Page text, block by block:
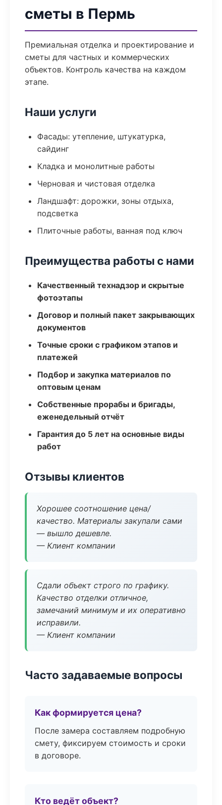
сметы в Пермь
Премиальная отделка и проектирование и
сметы для частных и коммерческих
объектов. Контроль качества на каждом
этапе.
Наши услуги
Фасады: утепление, штукатурка,
сайдинг
Кладка и монолитные работы
Черновая и чистовая отделка
Ландшафт: дорожки, зоны отдыха,
подсветка
Плиточные работы, ванная под ключ
Преимущества работы с нами
Качественный технадзор и скрытые
фотоэтапы
Договор и полный пакет закрывающих
документов
Точные сроки с графиком этапов и
платежей
Подбор и закупка материалов по
оптовым ценам
Собственные прорабы и бригады,
еженедельный отчёт
Гарантия до 5 лет на основные виды
работ
Отзывы клиентов
Хорошее соотношение цена/
качество. Материалы закупали сами
— вышло дешевле.
— Клиент компании
Сдали объект строго по графику.
Качество отделки отличное,
замечаний минимум и их оперативно
исправили.
— Клиент компании
Часто задаваемые вопросы
Как формируется цена?
После замера составляем подробную
смету, фиксируем стоимость и сроки
в договоре.
Кто ведёт объект?